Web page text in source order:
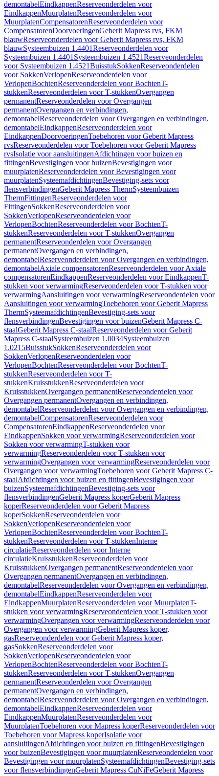
demontabelEindkappenReserveonderdelen voor
EindkappenMuurplatenReserveonderdelen voor
MuurplatenCompensatorenReserveonderdelen voor
CompensatorenDoorvoeringenGeberit Mapress rvs, FKM
blauwReserveonderdelen voor Geberit Mapress rvs, FKM
blauwSysteembuizen 1.4401Reserveonderdelen voor
Systeembuizen 1.4401 Systeembuizen 1.4521Reserveonderdelen
voor Systeembuizen 1.4521BuisstukSokkenReserveonderdelen
voor SokkenVerlopenReserveonderdelen voor
VerlopenBochtenReserveonderdelen voor BochtenT-
stukkenReserveonderdelen voor T-stukkenOvergangen
permanentReserveonderdelen voor Overgangen
permanentOvergangen en verbindingen,
demontabelReserveonderdelen voor Overgangen en verbindingen,
demontabelEindkappenReserveonderdelen voor
EindkappenDoorvoeringenToebehoren voor Geberit Mapress
rvsReserveonderdelen voor Toebehoren voor Geberit Mapress
rvsIsolatie voor aansluitingenAfdichtingen voor buizen en
fittingenBevestigingen voor buizenBevestigingen voor
muurplatenReserveonderdelen voor Bevestigingen voor
muurplatenSysteemafdichtingenBevestiging-sets voor
flensverbindingenGeberit Mapress ThermSysteembuizen
ThermFittingenReserveonderdelen voor
FittingenSokkenReserveonderdelen voor
SokkenVerlopenReserveonderdelen voor
VerlopenBochtenReserveonderdelen voor BochtenT-
stukkenReserveonderdelen voor T-stukkenOvergangen
permanentReserveonderdelen voor Overgangen
permanentOvergangen en verbindingen,
demontabelReserveonderdelen voor Overgangen en verbindingen,
demontabelAxiale compensatorenReserveonderdelen voor Axiale
compensatorenEindkappenReserveonderdelen voor EindkappenT-
stukken voor verwarmingReserveonderdelen voor T-stukken voor
verwarmingAansluitingen voor verwarmingReserveonderdelen voor
Aansluitingen voor verwarmingToebehoren voor Geberit Mapress
ThermSysteemafdichtingenBevestiging-sets voor
flensverbindingenBevestigingen voor buizenGeberit Mapress C-
staalGeberit Mapress C-staalReserveonderdelen voor Geberit
Mapress C-staalSysteembuizen 1.0034Systeembuizen
1.0215BuisstukSokkenReserveonderdelen voor
SokkenVerlopenReserveonderdelen voor
VerlopenBochtenReserveonderdelen voor BochtenT-
stukkenReserveonderdelen voor T-
stukkenKruisstukkenReserveonderdelen voor
KruisstukkenOvergangen permanentReserveonderdelen voor
Overgangen permanentOvergangen en verbindingen,
demontabelReserveonderdelen voor Overgangen en verbindingen,
demontabelCompensatorenReserveonderdelen voor
CompensatorenEindkappenReserveonderdelen voor
EindkappenSokken voor verwarmingReserveonderdelen voor
Sokken voor verwarmingT-stukken voor
verwarmingReserveonderdelen voor T-stukken voor
verwarmingOvergangen voor verwarmingReserveonderdelen voor
Overgangen voor verwarmingToebehoren voor Geberit Mapress C-
staalAfdichtingen voor buizen en fittingenBevestigingen voor
buizenSysteemafdichtingenBevestiging-sets voor
flensverbindingenGeberit Mapress koperGeberit Mapress
koperReserveonderdelen voor Geberit Mapress
koperSokkenReserveonderdelen voor
SokkenVerlopenReserveonderdelen voor
VerlopenBochtenReserveonderdelen voor BochtenT-
stukkenReserveonderdelen voor T-stukkenInterne
circulatieReserveonderdelen voor Interne
circulatieKruisstukkenReserveonderdelen voor
KruisstukkenOvergangen permanentReserveonderdelen voor
Overgangen permanentOvergangen en verbindingen,
demontabelReserveonderdelen voor Overgangen en verbindingen,
demontabelEindkappenReserveonderdelen voor
EindkappenMuurplatenReserveonderdelen voor MuurplatenT-
stukken voor verwarmingReserveonderdelen voor T-stukken voor
verwarmingOvergangen voor verwarmingReserveonderdelen voor
Overgangen voor verwarmingGeberit Mapress koper,
gasReserveonderdelen voor Geberit Mapress koper,
gasSokkenReserveonderdelen voor
SokkenVerlopenReserveonderdelen voor
VerlopenBochtenReserveonderdelen voor BochtenT-
stukkenReserveonderdelen voor T-stukkenOvergangen
permanentReserveonderdelen voor Overgangen
permanentOvergangen en verbindingen,
demontabelReserveonderdelen voor Overgangen en verbindingen,
demontabelEindkappenReserveonderdelen voor
EindkappenMuurplatenReserveonderdelen voor
MuurplatenToebehoren voor Mapress koperReserveonderdelen voor
Toebehoren voor Mapress koperIsolatie voor
aansluitingenAfdichtingen voor buizen en fittingenBevestigingen
voor buizenBevestigingen voor muurplatenReserveonderdelen voor
Bevestigingen voor muurplatenSysteemafdichtingenBevestiging-sets
voor flensverbindingenGeberit Mapress CuNiFeGeberit Mapress